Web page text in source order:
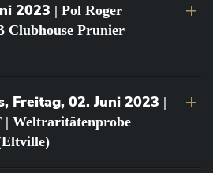
2023 | Pol Roger
Clubhouse Prunier
Freitag, 02. Juni 2023 |
Weltraritätenprobe